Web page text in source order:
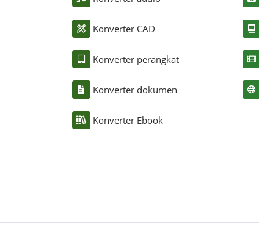
Konverter CAD
Konverter perangkat
Konverter dokumen
Konverter Ebook